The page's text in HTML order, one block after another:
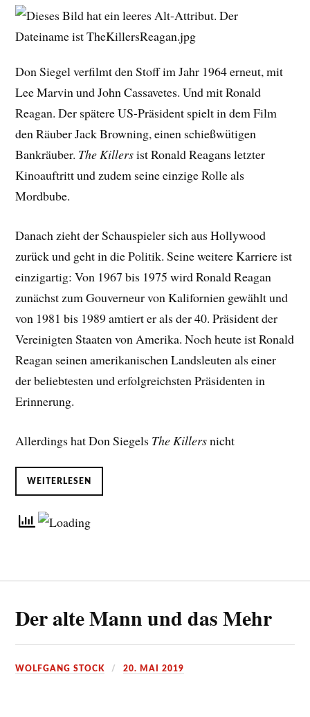
Don Siegel verfilmt den Stoff im Jahr 1964 erneut, mit
Lee Marvin und John Cassavetes. Und mit Ronald
Reagan. Der spätere US-Präsident spielt in dem Film
den Räuber Jack Browning, einen schießwütigen
Bankräuber. The Killersist Ronald Reagans letzter
Kinoauftritt und zudem seine einzige Rolle als
Mordbube.
Danach zieht der Schauspieler sich aus Hollywood
zurück und geht in die Politik. Seine weitere Karriere ist
einzigartig: Von 1967 bis 1975 wird Ronald Reagan
zunächst zum Gouverneur von Kalifornien gewählt und
von 1981 bis 1989 amtiert er als der 40. Präsident der
Vereinigten Staaten von Amerika. Noch heute ist Ronald
Reagan seinen amerikanischen Landsleuten als einer
der beliebtesten und erfolgreichsten Präsidenten in
Erinnerung.
Allerdings hat Don Siegels The Killersnicht
WEITERLESEN
Der alte Mann und das Mehr
WOLFGANG STOCK 20. MAI 2019